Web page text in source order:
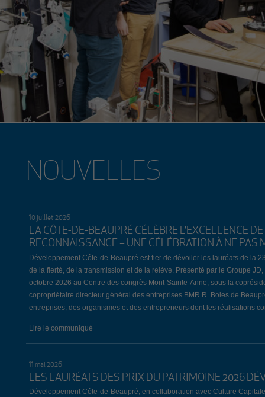
NOUVELLES
10 juillet 2026
LA CÔTE-DE-BEAUPRÉ CÉLÈBRE L’EXCELLENCE
RECONNAISSANCE – UNE CÉLÉBRATION À NE PAS
Développement Côte-de-Beaupré est fier de dévoiler les lauréats de la
de la fierté, de la transmission et de la relève. Présenté par le Groupe
octobre 2026 au Centre des congrès Mont-Sainte-Anne, sous la
copropriétaire directeur général des entreprises BMR R. Boies de
entreprises, des organismes et des entrepreneurs dont les réalisations
Lire le communiqué
11 mai 2026
LES LAURÉATS DES PRIX DU PATRIMOINE 2026
Développement Côte-de-Beaupré, en collaboration avec Culture